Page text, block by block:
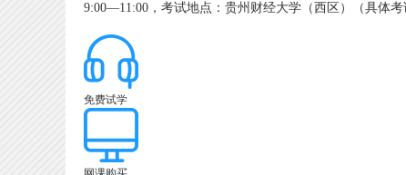
9:00—11:00，考试地点：贵州财经大学（西区）（具体
免费试学